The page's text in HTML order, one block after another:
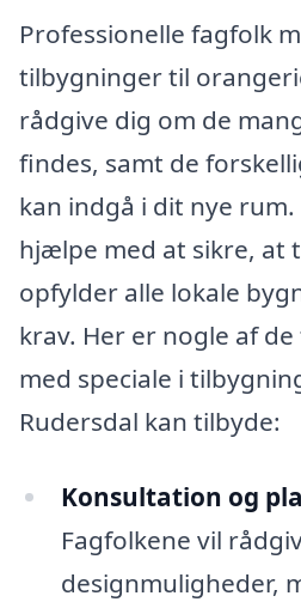
Professionelle fagfolk
tilbygninger til
rådgive dig om de
findes, samt de
kan indgå i dit nye rum.
hjælpe med at sikre, at
opfylder alle lokale
krav. Her er nogle af
med speciale i
Rudersdal kan tilbyde:
Konsultation og
Fagfolkene vil
designmuligheder,